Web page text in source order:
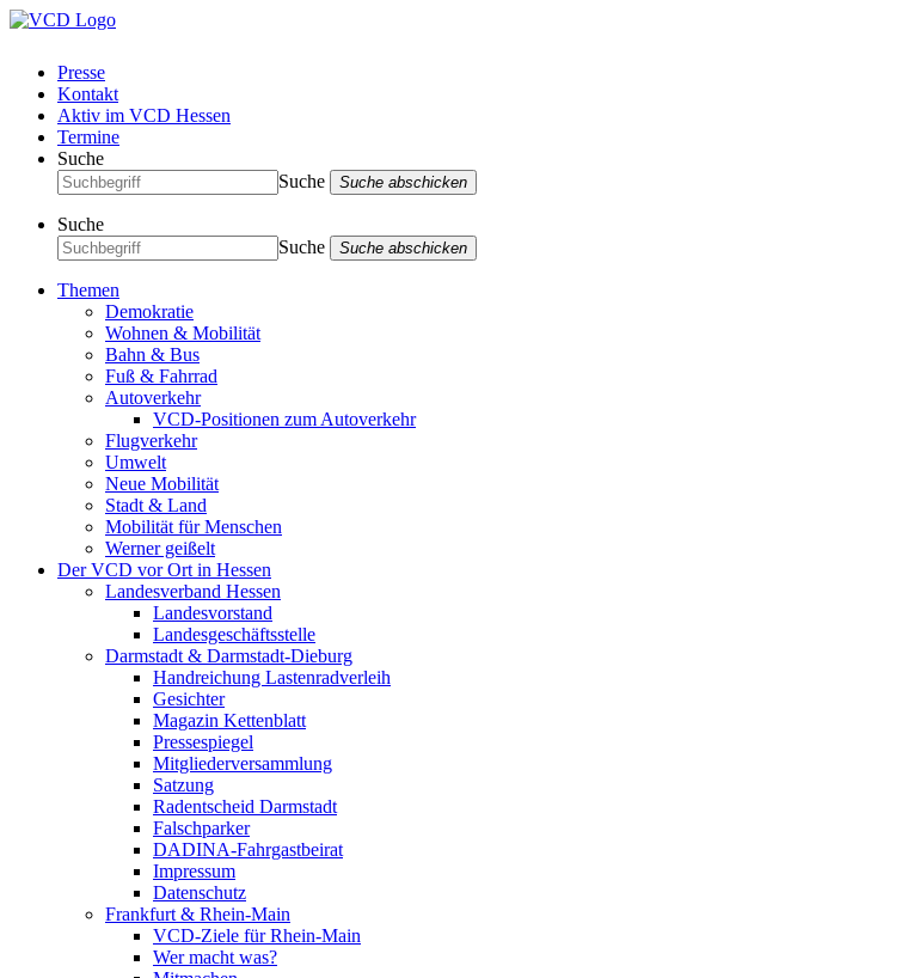
Presse
Kontakt
Aktiv im VCD Hessen
Termine
Suche
Suche
Suche abschicken
Suche
Suche
Suche abschicken
Themen
Demokratie
Wohnen & Mobilität
Bahn & Bus
Fuß & Fahrrad
Autoverkehr
VCD-Positionen zum Autoverkehr
Flugverkehr
Umwelt
Neue Mobilität
Stadt & Land
Mobilität für Menschen
Werner geißelt
Der VCD vor Ort in Hessen
Landesverband Hessen
Landesvorstand
Landesgeschäftsstelle
Darmstadt & Darmstadt-Dieburg
Handreichung Lastenradverleih
Gesichter
Magazin Kettenblatt
Pressespiegel
Mitgliederversammlung
Satzung
Radentscheid Darmstadt
Falschparker
DADINA-Fahrgastbeirat
Impressum
Datenschutz
Frankfurt & Rhein-Main
VCD-Ziele für Rhein-Main
Wer macht was?